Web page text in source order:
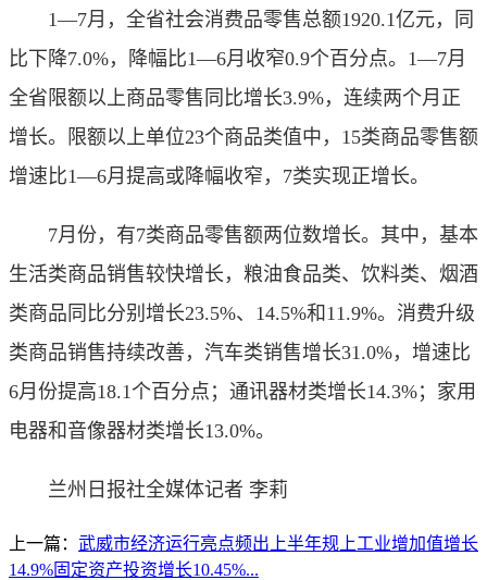
1—7月，全省社会消费品零售总额1920.1亿元，同
比下降7.0%，降幅比1—6月收窄0.9个百分点。1—7月
全省限额以上商品零售同比增长3.9%，连续两个月正
增长。限额以上单位23个商品类值中，15类商品零售额
增速比1—6月提高或降幅收窄，7类实现正增长。
7月份，有7类商品零售额两位数增长。其中，基本
生活类商品销售较快增长，粮油食品类、饮料类、烟酒
类商品同比分别增长23.5%、14.5%和11.9%。消费升级
类商品销售持续改善，汽车类销售增长31.0%，增速比
6月份提高18.1个百分点；通讯器材类增长14.3%；家用
电器和音像器材类增长13.0%。
兰州日报社全媒体记者 李莉
上一篇： 武威市经济运行亮点频出上半年规上工业增加值增长
14.9%固定资产投资增长10.45%...